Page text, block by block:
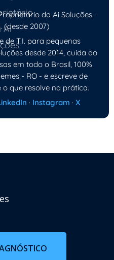
da Ai Soluções ·
(desde 2007)
de T.I. para pequenas
desde 2014, cuida do
em todo o Brasil, 100%
- RO - e escreve de
que resolve na prática.
· Instagram · X